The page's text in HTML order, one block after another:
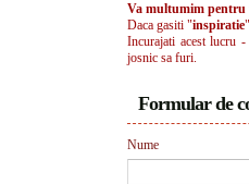
Va multumim pentru
Daca gasiti "inspiratie
Incurajati acest lucru
josnic sa furi.
Formular de
Nume